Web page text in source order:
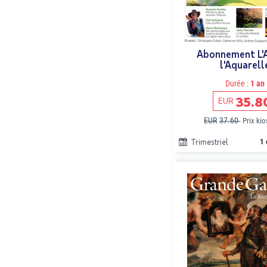
Abonnement
Durée :1 an
EUR
EUR 37.60 Prix
Trimestriel 1